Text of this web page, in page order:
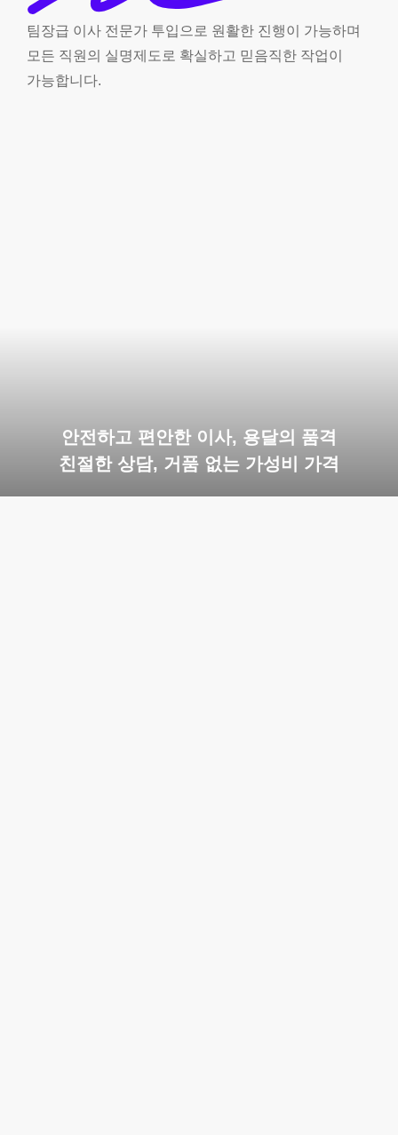
팀장급 이사 전문가 투입으로 원활한 진행이
가능하며
모든 직원의 실명제도로 확실하고 믿음직한 작업이
가능합니다.
안전하고 편안한 이사, 용달의 품격
친절한 상담, 거품 없는 가성비 가격